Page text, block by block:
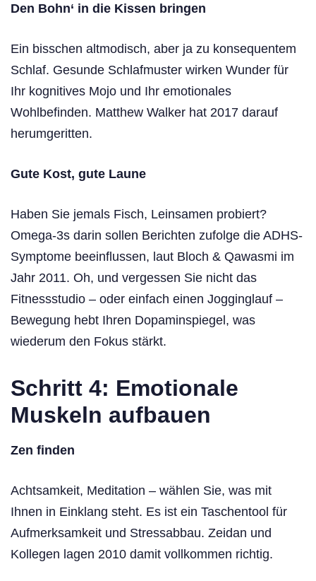
Den Bohn‘ in die Kissen bringen
Ein bisschen altmodisch, aber ja zu konsequentem
Schlaf. Gesunde Schlafmuster wirken Wunder für
Ihr kognitives Mojo und Ihr emotionales
Wohlbefinden. Matthew Walker hat 2017 darauf
herumgeritten.
Gute Kost, gute Laune
Haben Sie jemals Fisch, Leinsamen probiert?
Omega-3s darin sollen Berichten zufolge die ADHS-
Symptome beeinflussen, laut Bloch & Qawasmi im
Jahr 2011. Oh, und vergessen Sie nicht das
Fitnessstudio – oder einfach einen Jogginglauf –
Bewegung hebt Ihren Dopaminspiegel, was
wiederum den Fokus stärkt.
Schritt 4: Emotionale
Muskeln aufbauen
Zen finden
Achtsamkeit, Meditation – wählen Sie, was mit
Ihnen in Einklang steht. Es ist ein Taschentool für
Aufmerksamkeit und Stressabbau. Zeidan und
Kollegen lagen 2010 damit vollkommen richtig.